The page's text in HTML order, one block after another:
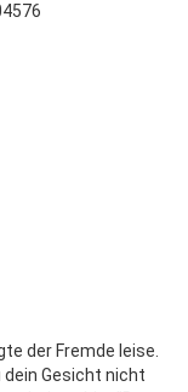
der Fremde leise.
dein Gesicht nicht